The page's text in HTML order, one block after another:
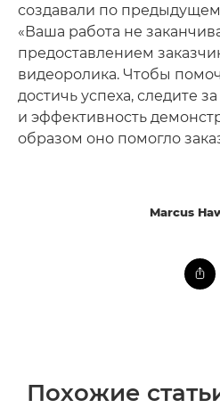
создавали по
«Ваша работа не
предоставлением
видеоролика. Чтобы
достичь успеха, следите
и эффективность
образом оно помогло
Marcus
Похожие